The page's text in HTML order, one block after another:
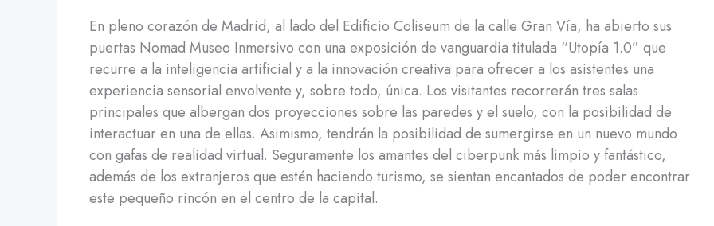
En pleno corazón de Madrid, al lado del Edificio Coliseum de la calle Gran Vía, ha abierto sus
puertas Nomad Museo Inmersivo con una exposición de vanguardia titulada “Utopía 1.0” que
recurre a la inteligencia artificial y a la innovación creativa para ofrecer a los asistentes una
experiencia sensorial envolvente y, sobre todo, única. Los visitantes recorrerán tres salas
principales que albergan dos proyecciones sobre las paredes y el suelo, con la posibilidad de
interactuar en una de ellas. Asimismo, tendrán la posibilidad de sumergirse en un nuevo mundo
con gafas de realidad virtual. Seguramente los amantes del ciberpunk más limpio y fantástico,
además de los extranjeros que estén haciendo turismo, se sientan encantados de poder encontrar
este pequeño rincón en el centro de la capital.